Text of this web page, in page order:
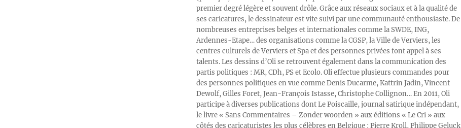
premier degré légère et souvent drôle. Grâce aux réseaux sociaux et à la qualité de
ses caricatures, le dessinateur est vite suivi par une communauté enthousiaste. De
nombreuses entreprises belges et internationales comme la SWDE, ING,
Ardennes-Etape… des organisations comme la CGSP, la Ville de Verviers, les
centres culturels de Verviers et Spa et des personnes privées font appel à ses
talents. Les dessins d’Oli se retrouvent également dans la communication des
partis politiques : MR, CDh, PS et Ecolo. Oli effectue plusieurs commandes pour
des personnes politiques en vue comme Denis Ducarme, Kattrin Jadin, Vincent
Dewolf, Gilles Foret, Jean-François Istasse, Christophe Collignon… En 2011, Oli
participe à diverses publications dont Le Poiscaille, journal satirique indépendant,
le livre « Sans Commentaires – Zonder woorden » aux éditions « Le Cri » aux
côtés des caricaturistes les plus célèbres en Belgique : Pierre Kroll, Philippe Geluck